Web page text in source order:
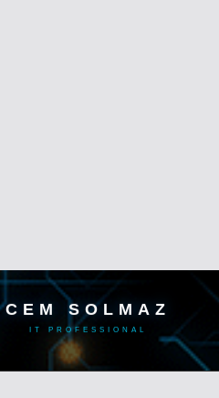
CEM SOLMAZ
IT PROFESSIONAL